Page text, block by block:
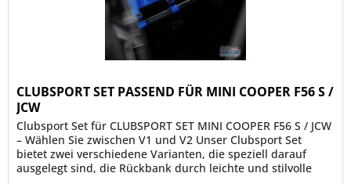
CLUBSPORT SET PASSEND FÜR MINI COOPER F56 S /
JCW
Clubsport Set für CLUBSPORT SET MINI COOPER F56 S / JCW
– Wählen Sie zwischen V1 und V2 Unser Clubsport Set
bietet zwei verschiedene Varianten, die speziell darauf
ausgelegt sind, die Rückbank durch leichte und stilvolle